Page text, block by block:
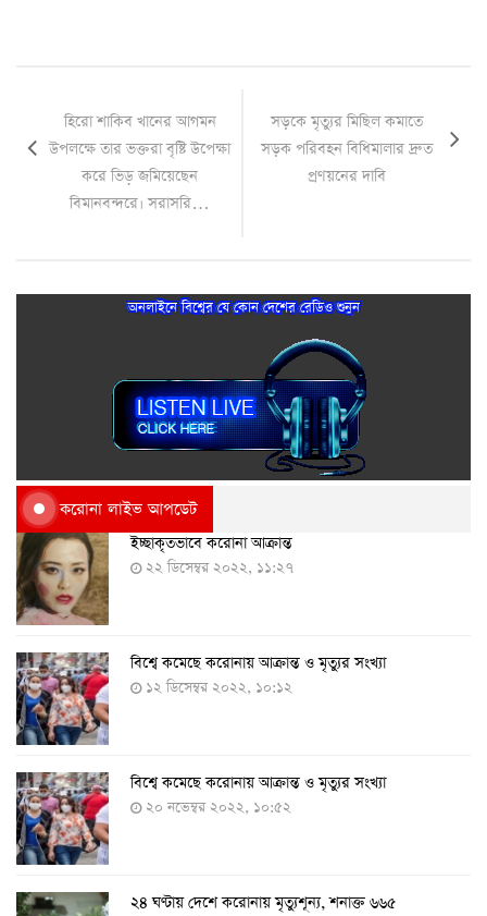
হিরো শাকিব খানের আগমন
উপলক্ষে তার ভক্তরা বৃষ্টি উপেক্ষা
করে ভিড় জমিয়েছেন
বিমানবন্দরে। সরাসরি…
সড়কে মৃত্যুর মিছিল কমাতে
সড়ক পরিবহন বিধিমালার দ্রুত
প্রণয়নের দাবি
অনলাইনে বিশ্বের যে কোন দেশের রেডিও শুনুন
করোনা লাইভ আপডেট
ইচ্ছাকৃতভাবে করোনা আক্রান্ত
২২ ডিসেম্বর ২০২২, ১১:২৭
বিশ্বে কমেছে করোনায় আক্রান্ত ও মৃত্যুর সংখ্যা
১২ ডিসেম্বর ২০২২, ১০:১২
বিশ্বে কমেছে করোনায় আক্রান্ত ও মৃত্যুর সংখ্যা
২০ নভেম্বর ২০২২, ১০:৫২
২৪ ঘণ্টায় দেশে করোনায় মৃত্যুশূন্য, শনাক্ত ৬৬৫